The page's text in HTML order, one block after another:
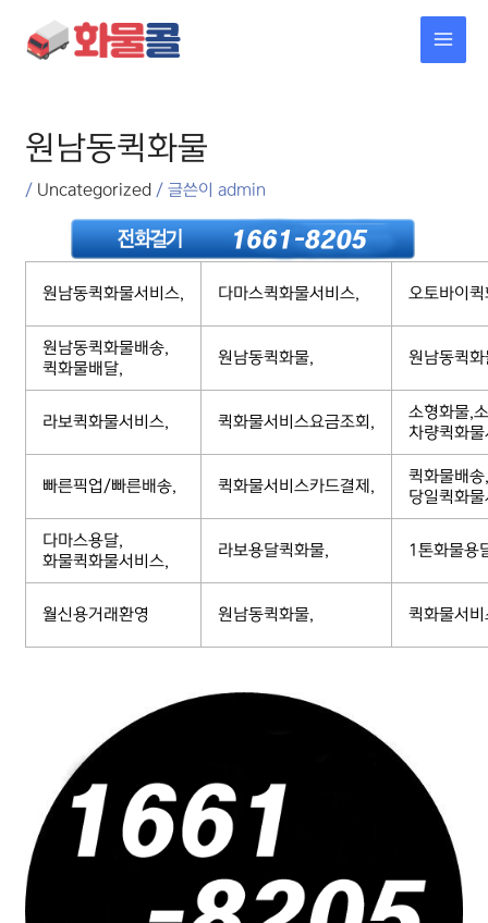
건너뛰기
원남동퀵화물
/ Uncategorized / 글쓴이admin
원남동퀵화물서비스, 다마스퀵화물서비스, 오토바이
원남동퀵화물배송,
퀵화물배달,
원남동퀵화물, 원남동퀵
라보퀵화물서비스, 퀵화물서비스요금조회,
소형화물,
차량퀵화
빠른픽업/빠른배송, 퀵화물서비스카드결제,
퀵화물배
당일퀵화
다마스용달,
화물퀵화물서비스,
라보용달퀵화물, 1톤화물용
월신용거래환영 원남동퀵화물, 퀵화물서